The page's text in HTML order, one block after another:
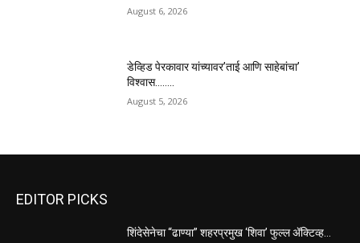
August 6, 2026
डेव्हिड पेरकावार यांच्यावर’ताई आणि साहेबांचा’
विश्वास……..
August 5, 2026
EDITOR PICKS
शिंदेसेनेचा “ढाण्या” शहरप्रमुख ‘शिवा’ फुल्ल ॲक्टिव्ह…